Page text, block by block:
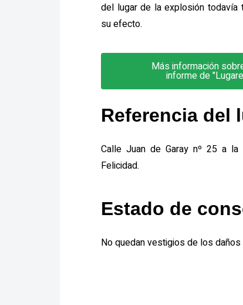
del lugar de la explosión
su efecto.
Más información
informe de
Referencia del
Calle Juan de Garay nº 25 a
Felicidad.
Estado de
No quedan vestigios de los